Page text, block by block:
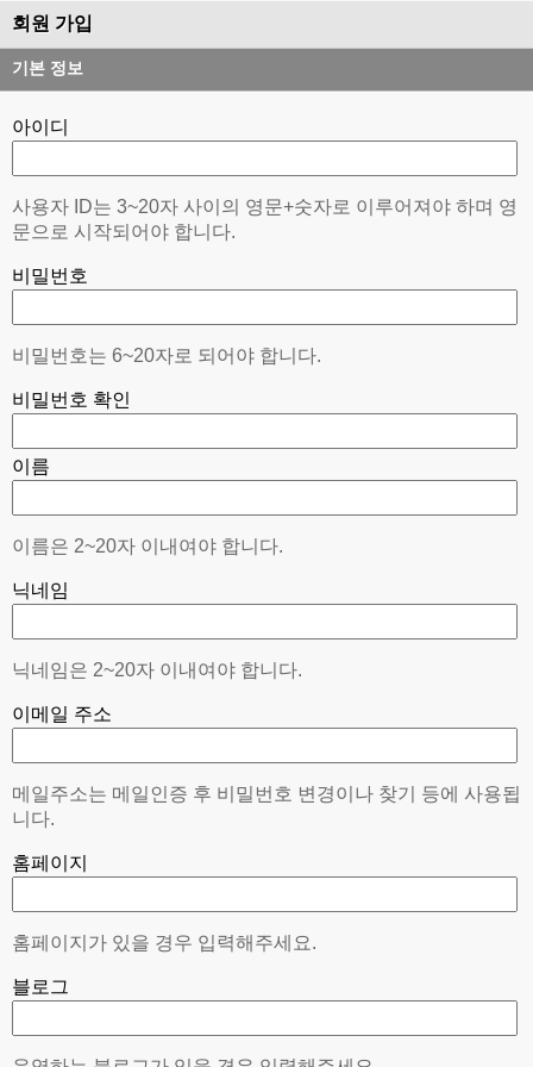
회원 가입
기본 정보
아이디
사용자 ID는 3~20자 사이의 영문+숫자로 이루어져야 하며 영
문으로 시작되어야 합니다.
비밀번호
비밀번호는 6~20자로 되어야 합니다.
비밀번호 확인
이름
이름은 2~20자 이내여야 합니다.
닉네임
닉네임은 2~20자 이내여야 합니다.
이메일 주소
메일주소는 메일인증 후 비밀번호 변경이나 찾기 등에 사용됩
니다.
홈페이지
홈페이지가 있을 경우 입력해주세요.
블로그